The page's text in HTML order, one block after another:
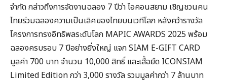
จำกัด กล่าวถึงการจัดงานฉลอง 7 ปีว่า ไอคอนสยาม เชิญชวนคน
ไทยร่วมฉลองความเป็นเลิศของไทยบนเวทีโลก หลังคว้ารางวัล
โครงการทรงอิทธิพลระดับโลก MAPIC AWARDS 2025 พร้อม
ฉลองครบรอบ 7 ปีอย่างยิ่งใหญ่ แจก SIAM E-GIFT CARD
มูลค่า 700 บาท จำนวน 10,000 สิทธิ์ และเสื้อยืด ICONSIAM
Limited Edition กว่า 3,000 รางวัล รวมมูลค่ากว่า 7 ล้านบาท